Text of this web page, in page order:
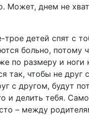
Может, днем не
трое детей спят с
больно, потому
по размеру и ноги
так, чтобы не друг
с другом, будут
и делить тебя.
– между